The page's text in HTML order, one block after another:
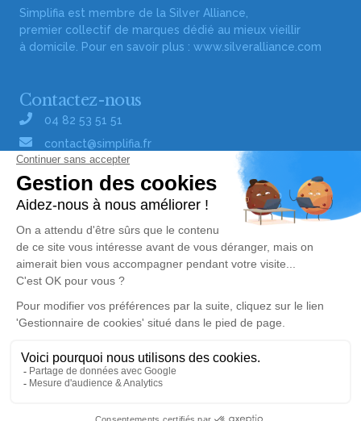
Simplifia est membre de la Silver Alliance,
premier collectif de marques dédié au mieux vieillir
à domicile. Pour en savoir plus : www.silveralliance.com
Contactez-nous
04 82 53 51 51
contact@simplifia.fr
Réseaux sociaux
Liens utiles
Publier un avis de décès
Signaler un abus/une erreur
Consultez nos offres d'emploi
Politique de traitement des données